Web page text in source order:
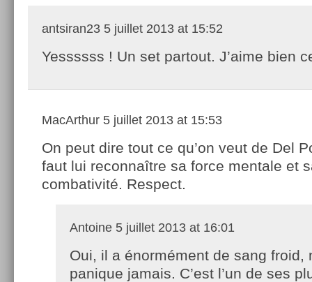
antsiran23 5 juillet 2013 at 15:52
Yessssss ! Un set partout. J’aime bien
MacArthur 5 juillet 2013 at 15:53
On peut dire tout ce qu’on veut de Del
faut lui reconnaître sa force mentale et
combativité. Respect.
Antoine 5 juillet 2013 at 16:01
Oui, il a énormément de sang froid,
panique jamais. C’est l’un de ses